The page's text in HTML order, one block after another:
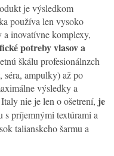
je výsledkom
používa len vysoko
inovatívne komplexy,
potreby vlasov a
škálu profesionálnzch
séra, ampulky) až po
výsledky a
nie je len o ošetrení, je
s príjemnými textúrami a
talianskeho šarmu a